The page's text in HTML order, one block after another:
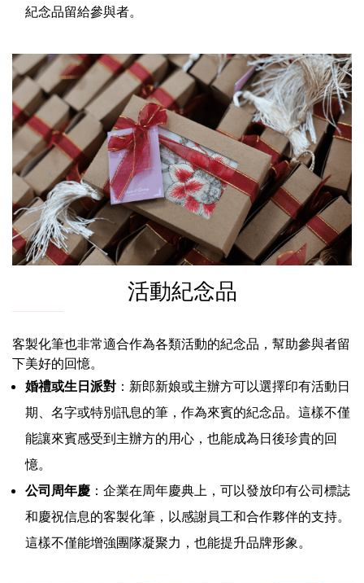
紀念品留給參與者。
活動紀念品
客製化筆也非常適合作為各類活動的紀念品，幫助參與者留
下美好的回憶。
婚禮或生日派對 ：新郎新娘或主辦方可以選擇印有活動日
期、名字或特別訊息的筆，作為來賓的紀念品。這樣不僅
能讓來賓感受到主辦方的用心，也能成為日後珍貴的回
憶。
公司周年慶 ：企業在周年慶典上，可以發放印有公司標誌
和慶祝信息的客製化筆，以感謝員工和合作夥伴的支持。
這樣不僅能增強團隊凝聚力，也能提升品牌形象。